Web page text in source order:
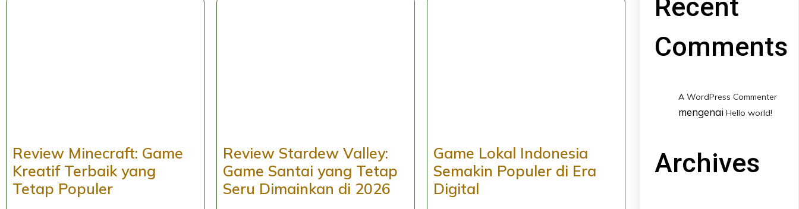
Review Minecraft: Game
Kreatif Terbaik yang
Tetap Populer
Review Stardew Valley:
Game Santai yang Tetap
Seru Dimainkan di 2026
Game Lokal Indonesia
Semakin Populer di Era
Digital
Recent
Comments
A WordPress Commenter
mengenaiHello world!
Archives